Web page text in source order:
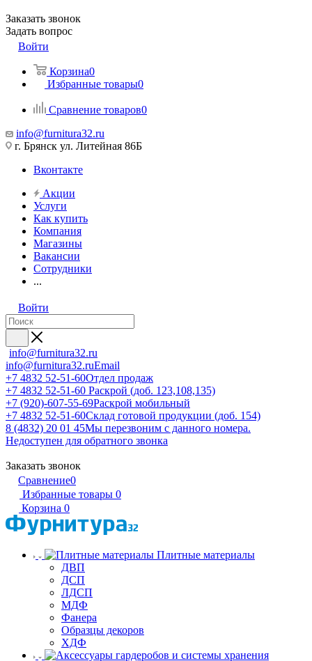
Заказать звонок
Задать вопрос
Войти
Корзина0
Избранные товары0
Сравнение товаров0
info@furnitura32.ru
г. Брянск ул. Литейная 86Б
Вконтакте
Акции
Услуги
Как купить
Компания
Магазины
Вакансии
Сотрудники
...
Войти
info@furnitura32.ru
info@furnitura32.ruEmail
+7 4832 52-51-60Отдел продаж
+7 4832 52-51-60 Раскрой (доб. 123,108,135)
+7 (920)-607-55-69Раскрой мобильный
+7 4832 52-51-60Склад готовой продукции (доб. 154)
8 (4832) 20 01 45Мы перезвоним с данного номера.
Недоступен для обратного звонка
Заказать звонок
Сравнение0
Избранные товары 0
Корзина 0
Плитные материалы
ДВП
ДСП
ЛДСП
МДФ
Фанера
Образцы декоров
ХДФ